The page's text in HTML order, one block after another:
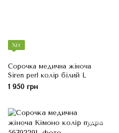
Хіт
Сорочка медична жіноча
Siren perl колір білий L
1 950 грн